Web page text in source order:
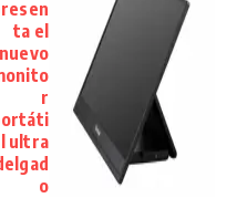
ta el
nuevo
r
l ultra
o